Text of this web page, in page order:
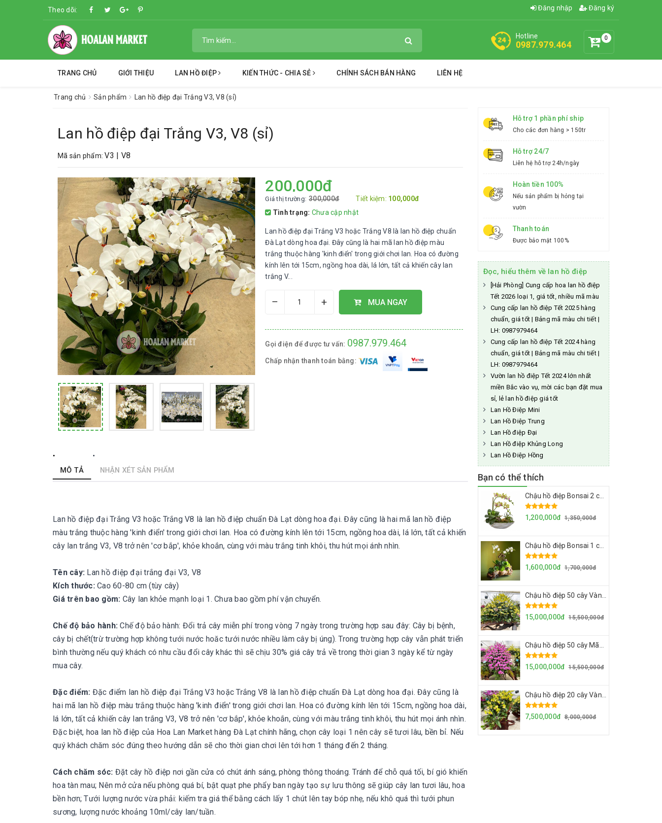
Theo dõi: Đăng nhập Đăng ký
0
Hotline
0987.979.464
TRANG CHỦ GIỚI THIỆU LAN HỒ ĐIỆP KIẾN THỨC - CHIA SẺ CHÍNH SÁCH BÁN HÀNG LIÊN HỆ
Trang chủ Sản phẩm Lan hồ điệp đại Trắng V3, V8 (sỉ)
Lan hồ điệp đại Trắng V3, V8 (sỉ)
Mã sản phẩm:V3 | V8
200,000đ
Giá thị trường: 300,000đ Tiết kiệm: 100,000đ
Tình trạng: Chưa cập nhật
Lan hồ điệp đại Trắng V3 hoặc Trắng V8 là lan hồ điệp chuẩn
Đà Lạt dòng hoa đại. Đây cũng là hai mã lan hồ điệp màu
trắng thuộc hàng 'kinh điển' trong giới chơi lan. Hoa có đường
kính lên tới 15cm, ngồng hoa dài, lá lớn, tất cả khiến cây lan
trắng V...
– + MUA NGAY
Gọi điện để được tư vấn: 0987.979.464
Chấp nhận thanh toán bằng:
MÔ TẢ NHẬN XÉT SẢN PHẨM
Lan hồ điệp đại Trắng V3 hoặc Trắng V8 là lan hồ điệp chuẩn Đà Lạt dòng hoa đại. Đây cũng là hai mã lan hồ điệp
màu trắng thuộc hàng 'kinh điển' trong giới chơi lan. Hoa có đường kính lên tới 15cm, ngồng hoa dài, lá lớn, tất cả khiến
cây lan trắng V3, V8 trở nên 'cơ bắp', khỏe khoắn, cùng với màu trắng tinh khôi, thu hút mọi ánh nhìn.
Tên cây: Lan hồ điệp đại trắng đại V3, V8
Kích thước: Cao 60-80 cm (tùy cây)
Giá trên bao gồm: Cây lan khỏe mạnh loại 1. Chưa bao gồm phí vận chuyển.
Chế độ bảo hành: Chế độ bảo hành: Đổi trả cây miễn phí trong vòng 7 ngày trong trường hợp sau đây: Cây bị bệnh,
cây bị chết(trừ trường hợp không tưới nước hoăc tưới nước nhiều làm cây bị úng). Trong trường hợp cây vẫn phát triển
bình thường nếu quý khách có nhu cầu đổi cây khác thì sẽ chịu 30% giá cây trả về trong thời gian 3 ngày kể từ ngày
mua cây.
Đặc điểm: Đặc điểm lan hồ điệp đại Trắng V3 hoặc Trắng V8 là lan hồ điệp chuẩn Đà Lạt dòng hoa đại. Đây cũng là
hai mã lan hồ điệp màu trắng thuộc hàng 'kinh điển' trong giới chơi lan. Hoa có đường kính lên tới 15cm, ngồng hoa dài,
lá lớn, tất cả khiến cây lan trắng V3, V8 trở nên 'cơ bắp', khỏe khoắn, cùng với màu trắng tinh khôi, thu hút mọi ánh nhìn.
Đặc biệt, hoa lan hồ điệp của Hoa Lan Market hàng Đà Lạt chính hãng, chọn cây loại 1 nên cây sẽ tươi lâu, bền bỉ. Nếu
quý khách chăm sóc đúng theo hướng dẫn sẽ cho thời gian chơi lên tới hơn 1 tháng đến 2 tháng.
Cách chăm sóc: Đặt cây hồ điệp nơi gần cửa có chút ánh sáng, phòng thông thoáng. Tránh để chỗ quá tối, bí gió khiến
hoa tàn mau; Nên mở cửa nếu phòng quá bí, bật quạt phe phẩy ban ngày tạo sự lưu thông sẽ giúp cây lan tươi lâu, hoa
bền hơn; Tưới lượng nước vừa phải: kiếm tra giá thể bằng cách lấy 1 chút lên tay bóp nhẹ, nếu khô quá thì tưới phun
sương, lượng nước khoảng 10ml/cây lan/tuần.
Hỗ trợ 1 phần phí ship
Cho các đơn hàng > 150tr
Hỗ trợ 24/7
Liên hệ hỗ trợ 24h/ngày
Hoàn tiền 100%
Nếu sản phẩm bị hỏng tại
vườn
Thanh toán
Được bảo mật 100%
Đọc, hiểu thêm về lan hồ điệp
[Hải Phòng] Cung cấp hoa lan hồ điệp
Tết 2026 loại 1, giá tốt, nhiều mã màu
Cung cấp lan hồ điệp Tết 2025 hàng
chuẩn, giá tốt | Bảng mã màu chi tiết |
LH: 0987979464
Cung cấp lan hồ điệp Tết 2024 hàng
chuẩn, giá tốt | Bảng mã màu chi tiết |
LH: 0987979464
Vườn lan hồ điệp Tết 2024 lớn nhất
miền Bắc vào vụ, mời các bạn đặt mua
sỉ, lẻ lan hồ điệp giá tốt
Lan Hồ Điệp Mini
Lan Hồ Điệp Trung
Lan Hồ điệp Đại
Lan Hồ điệp Khủng Long
Lan Hồ Điệp Hồng
Bạn có thể thích
Chậu hồ điệp Bonsai 2 cây mini vàng kẻ đỏ - Chậu sành
1,200,000đ 1,350,000đ
Chậu hồ điệp Bonsai 1 cây mini Ama trắng 2 ngồng hoa - Chậu lũa
1,600,000đ 1,700,000đ
15,000,000đ 15,500,000đ
15,000,000đ 15,500,000đ
7,500,000đ 8,000,000đ